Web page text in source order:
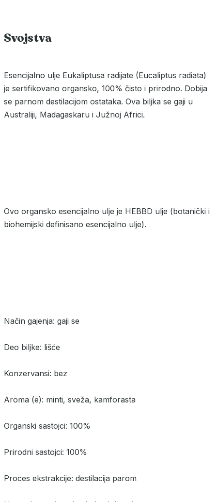
Svojstva
Esencijalno ulje Eukaliptusa radijate (Eucaliptus radiata)
je sertifikovano organsko, 100% čisto i prirodno. Dobija
se parnom destilacijom ostataka. Ova biljka se gaji u
Australiji, Madagaskaru i Južnoj Africi.
Ovo organsko esencijalno ulje je HEBBD ulje (botanički i
biohemijski definisano esencijalno ulje).
Način gajenja: gaji se
Deo biljke: lišće
Konzervansi: bez
Aroma (e): minti, sveža, kamforasta
Organski sastojci: 100%
Prirodni sastojci: 100%
Proces ekstrakcije: destilacija parom